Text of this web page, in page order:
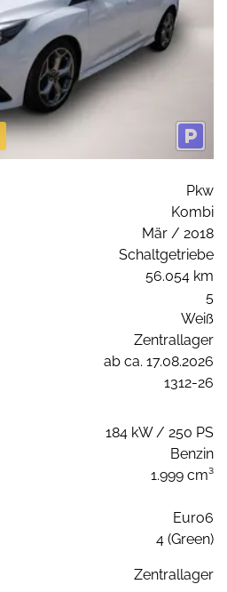
Pkw
Kombi
Mär / 2018
Schaltgetriebe
56.054 km
5
Weiß
Zentrallager
ab ca. 17.08.2026
1312-26
184 kW / 250 PS
Benzin
1.999 cm³
Euro6
4 (Green)
Zentrallager